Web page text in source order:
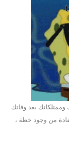
بعد وفاتك
من وجود خطة ،